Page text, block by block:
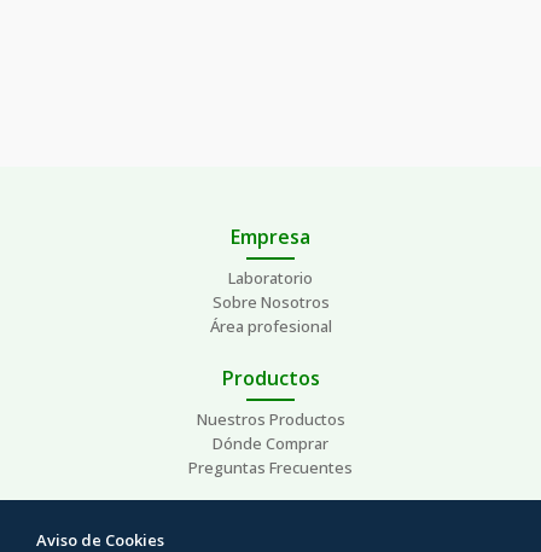
Empresa
Laboratorio
Sobre Nosotros
Área profesional
Productos
Nuestros Productos
Dónde Comprar
Preguntas Frecuentes
Aviso de Cookies